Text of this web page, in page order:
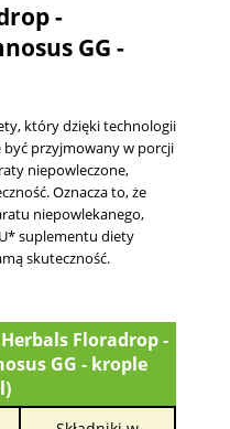
-
GG -
który dzięki technologii
być przyjmowany w porcji
niepowleczone,
Oznacza to, że
niepowlekanego,
suplementu diety
skuteczność.
Floradrop -
GG - krople